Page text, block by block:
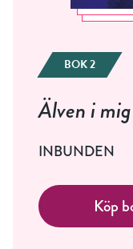
BOK 2
Älven i mig
INBUNDEN
Köp